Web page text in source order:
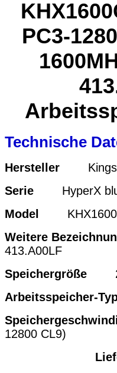
PC3-
Technische
Hersteller
Serie
HyperX
Model
Weitere
413.A00LF
Speichergröße
Arbeitsspeicher-
12800 CL9)